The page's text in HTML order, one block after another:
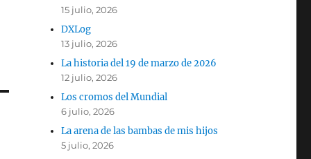
15 julio, 2026
DXLog
13 julio, 2026
La historia del 19 de marzo de 2026
12 julio, 2026
Los cromos del Mundial
6 julio, 2026
La arena de las bambas de mis hijos
5 julio, 2026